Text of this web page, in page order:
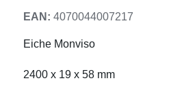
EAN: 4070044007217
Eiche Monviso
2400 x 19 x 58 mm